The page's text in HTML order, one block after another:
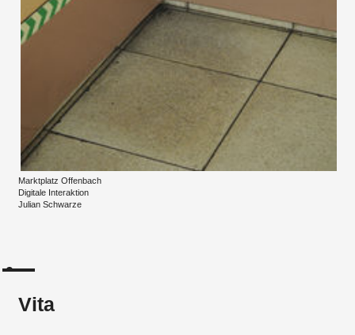
Marktplatz Offenbach
Digitale Interaktion
Julian Schwarze
Vita